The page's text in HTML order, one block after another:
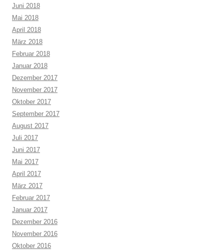
Juni 2018
Mai 2018
April 2018
März 2018
Februar 2018
Januar 2018
Dezember 2017
November 2017
Oktober 2017
September 2017
August 2017
Juli 2017
Juni 2017
Mai 2017
April 2017
März 2017
Februar 2017
Januar 2017
Dezember 2016
November 2016
Oktober 2016